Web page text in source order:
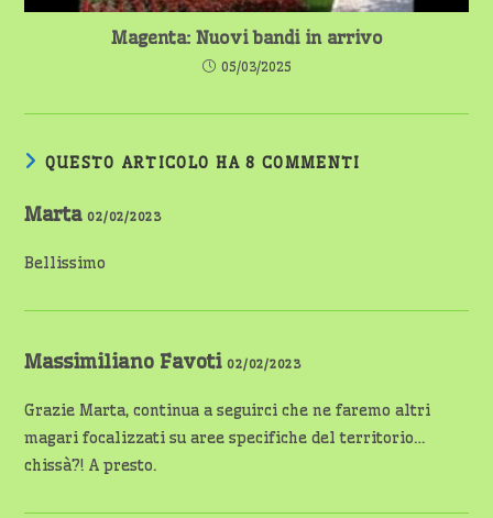
Magenta: Nuovi bandi in arrivo
05/03/2025
QUESTO ARTICOLO HA 8 COMMENTI
Marta02/02/2023
Bellissimo
Massimiliano Favoti02/02/2023
Grazie Marta, continua a seguirci che ne faremo altri
magari focalizzati su aree specifiche del territorio…
chissà?! A presto.